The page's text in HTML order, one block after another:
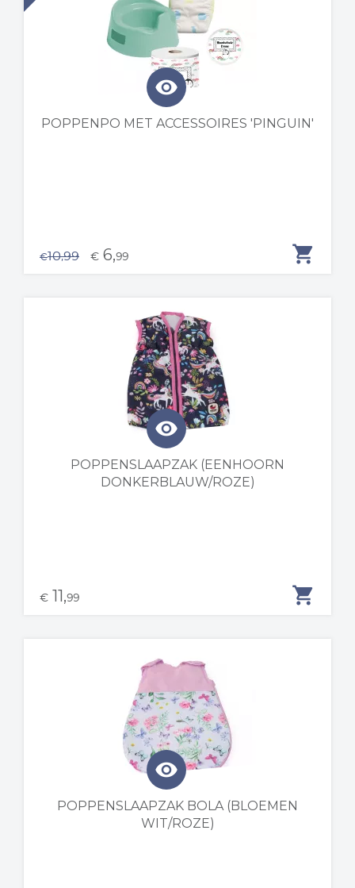
visibility
shopping_cart
POPPENPO MET ACCESSOIRES 'PINGUIN'
€10,99 € 6,99
visibility
shopping_cart
POPPENSLAAPZAK (EENHOORN
DONKERBLAUW/ROZE)
€ 11,99
visibility
POPPENSLAAPZAK BOLA (BLOEMEN
WIT/ROZE)